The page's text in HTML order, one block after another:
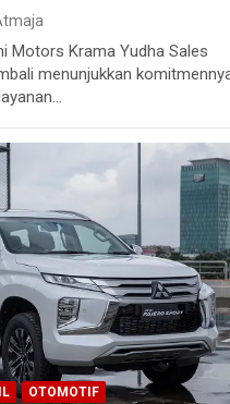
Motors Krama Yudha Sales
menunjukkan
OTOMOTIF